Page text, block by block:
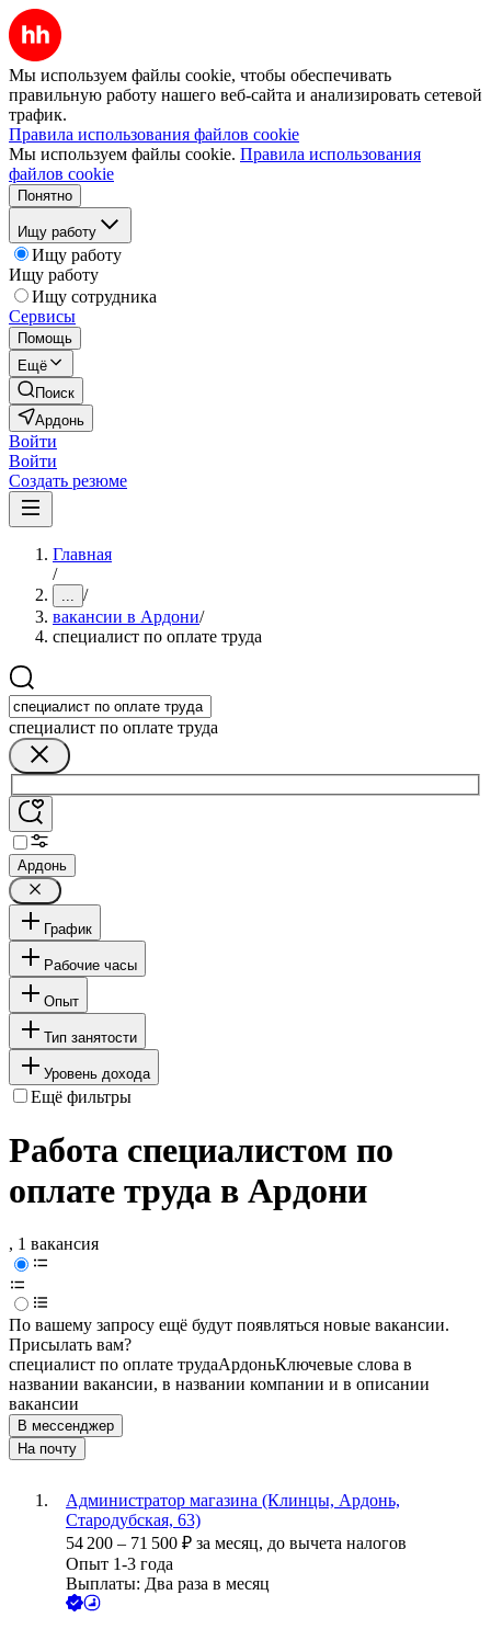
Мы используем файлы cookie, чтобы обеспечивать
правильную работу нашего веб-сайта и анализировать сетевой
трафик.
Правила использования файлов cookie
Мы используем файлы cookie. Правила использования
файлов cookie
Понятно
Ищу работу
Ищу работу
Ищу работу
Ищу сотрудника
Сервисы
Помощь
Ещё
Поиск
Ардонь
Войти
Войти
Создать резюме
Главная
/
... /
вакансии в Ардони/
специалист по оплате труда
специалист по оплате труда
Ардонь
График
Рабочие часы
Опыт
Тип занятости
Уровень дохода
Ещё фильтры
Работа специалистом по
оплате труда в Ардони
, 1 вакансия
По вашему запросу ещё будут появляться новые вакансии.
Присылать вам?
специалист по оплате трудаАрдоньКлючевые слова в
названии вакансии, в названии компании и в описании
вакансии
В мессенджер
На почту
Администратор магазина (Клинцы, Ардонь,
Стародубская, 63)
54 200 – 71 500 ₽ за месяц, до вычета налогов
Опыт 1-3 года
Выплаты: Два раза в месяц